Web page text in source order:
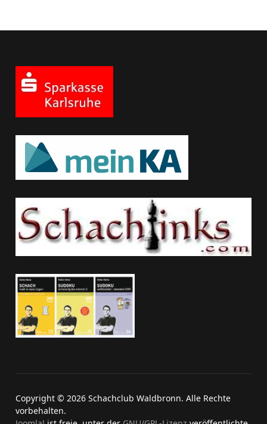
Copyright © 2026 Schachclub Waldbronn. Alle Rechte
vorbehalten.